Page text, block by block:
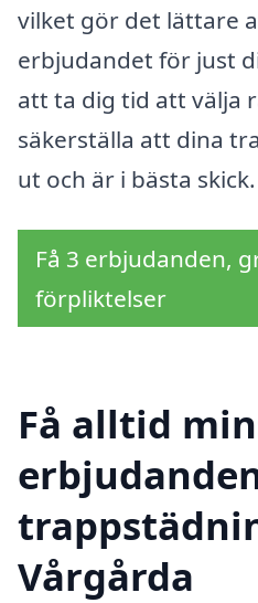
vilket gör det lättare
erbjudandet för just
att ta dig tid att välja
säkerställa att dina
ut och är i bästa skick.
Få 3 erbjudanden,
förpliktelser
Få alltid
Vårgårda